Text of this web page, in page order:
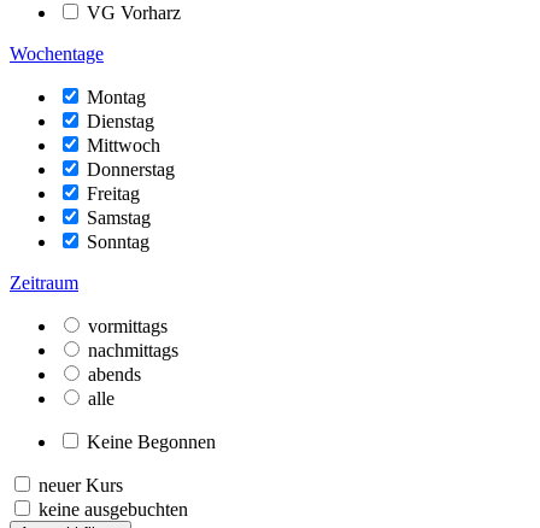
VG Vorharz
Wochentage
Montag
Dienstag
Mittwoch
Donnerstag
Freitag
Samstag
Sonntag
Zeitraum
vormittags
nachmittags
abends
alle
Keine Begonnen
neuer Kurs
keine ausgebuchten